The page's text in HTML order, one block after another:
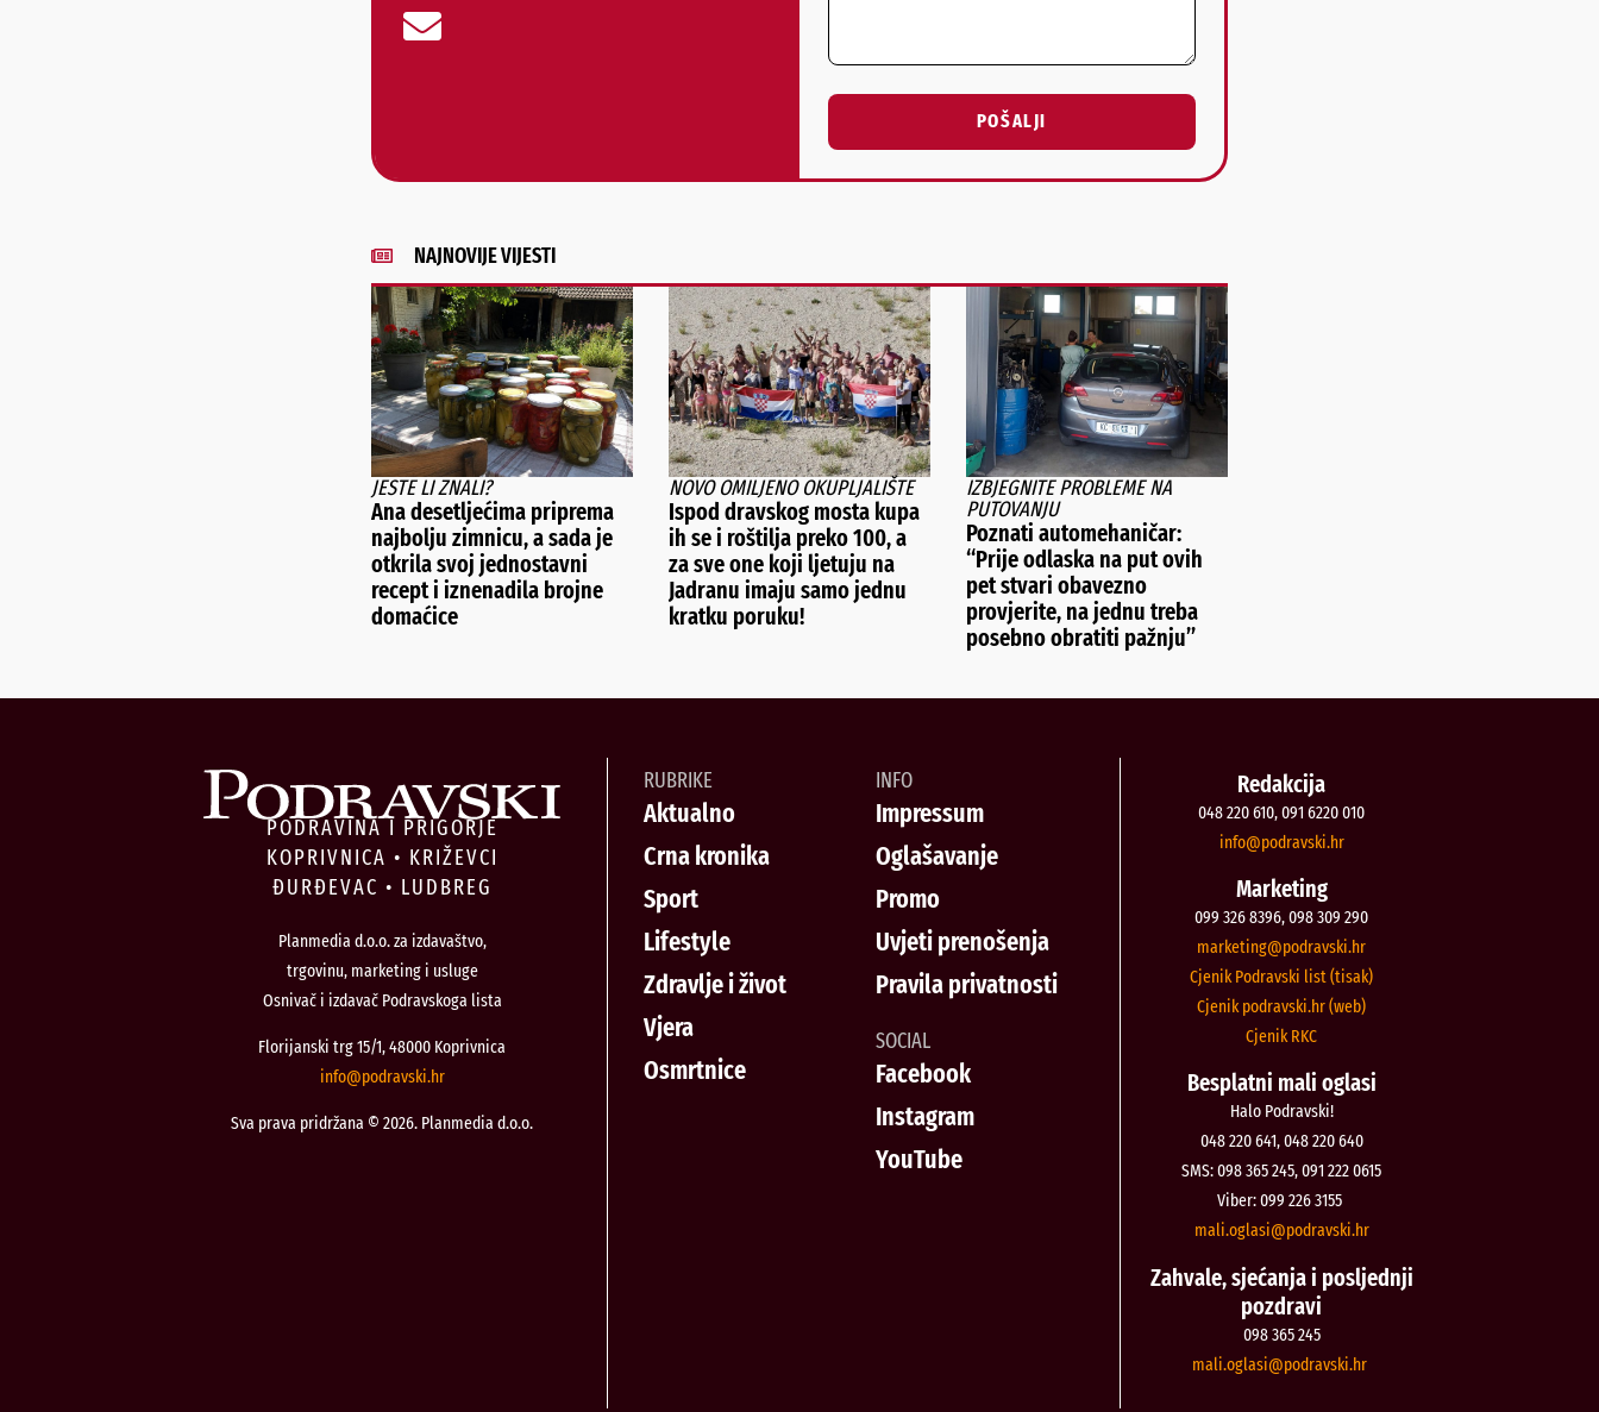
POŠALJI
NAJNOVIJE VIJESTI
JESTE LI ZNALI?
Ana desetljećima priprema
najbolju zimnicu, a sada je
otkrila svoj jednostavni
recept i iznenadila brojne
domaćice
NOVO OMILJENO OKUPLJALIŠTE
Ispod dravskog mosta kupa
ih se i roštilja preko 100, a
za sve one koji ljetuju na
Jadranu imaju samo jednu
kratku poruku!
IZBJEGNITE PROBLEME NA
PUTOVANJU
Poznati automehaničar:
“Prije odlaska na put ovih
pet stvari obavezno
provjerite, na jednu treba
posebno obratiti pažnju”
PODRAVINA I PRIGORJE
KOPRIVNICA • KRIŽEVCI
ĐURĐEVAC • LUDBREG
Planmedia d.o.o. za izdavaštvo,
trgovinu, marketing i usluge
Osnivač i izdavač Podravskoga lista
Florijanski trg 15/1, 48000 Koprivnica
rh.iksvardop
@ofni
Sva prava pridržana © 2026. Planmedia d.o.o.
RUBRIKE
Aktualno
Crna kronika
Sport
Lifestyle
Zdravlje i život
Vjera
Osmrtnice
INFO
Impressum
Oglašavanje
Promo
Uvjeti prenošenja
Pravila privatnosti
SOCIAL
Facebook
Instagram
YouTube
Redakcija
048 220 610, 091 6220 010
rh.iksvardop
@ofni
Marketing
099 326 8396, 098 309 290
rh.iksvardop
@gnitekram
Cjenik Podravski list (tisak)
Cjenik podravski.hr (web)
Cjenik RKC
Besplatni mali oglasi
Halo Podravski!
048 220 641, 048 220 640
SMS: 098 365 245, 091 222 0615
Viber: 099 226 3155
rh.iksvardop
@isalgo.ilam
Zahvale, sjećanja i posljednji
pozdravi
098 365 245
rh.iksvardop
@isalgo.ilam